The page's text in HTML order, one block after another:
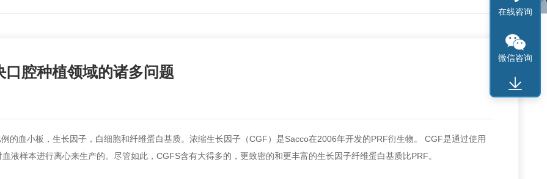
腔种植领域的诸多问题
的血小板，生长因子，白细胞和纤维蛋白基质。浓缩生长因子（CGF）是Sacco在2006年开发的PRF衍生物。 CGF是通过使用
血液样本进行离心来生产的。尽管如此，CGFS含有大得多的，更致密的和更丰富的生长因子纤维蛋白基质比PRF。
在线咨询
微信咨询